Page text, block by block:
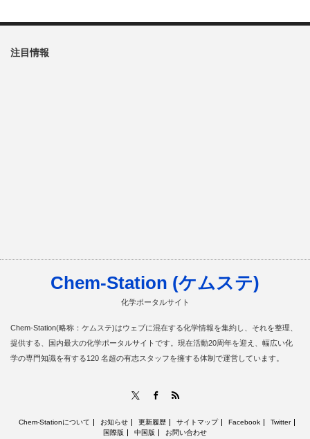
注目情報
Chem-Station (ケムステ)
化学ポータルサイト
Chem-Station(略称：ケムステ)はウェブに混在する化学情報を集約し、それを整理、
提供する、国内最大の化学ポータルサイトです。現在活動20周年を迎え、幅広い化
学の専門知識を有する120 名超の有志スタッフを擁する体制で運営しています。
Facebook
Chem-Stationについて お知らせ 更新履歴 サイトマップ Facebook
Twitter
国際版
中国版 お問い合わせ